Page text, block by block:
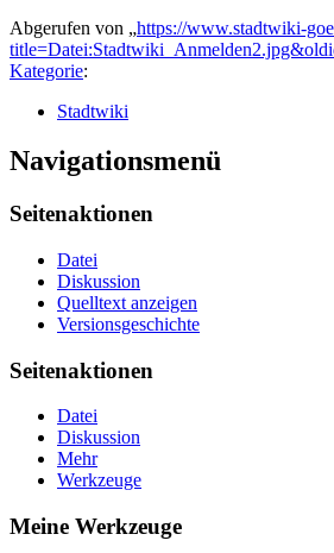
Abgerufen von „https://www.stadtwiki-
Kategorie:
Stadtwiki
Navigationsmenü
Seitenaktionen
Datei
Diskussion
Quelltext anzeigen
Versionsgeschichte
Seitenaktionen
Datei
Diskussion
Mehr
Werkzeuge
Meine Werkzeuge